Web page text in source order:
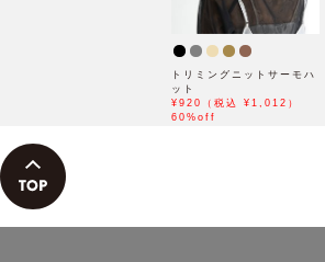
トリミングニットサーモハ
ット
¥920（税込 ¥1,012）
60%off